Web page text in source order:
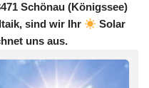
Schönau (Königssee)
sind wir Ihr
Solar
uns aus.